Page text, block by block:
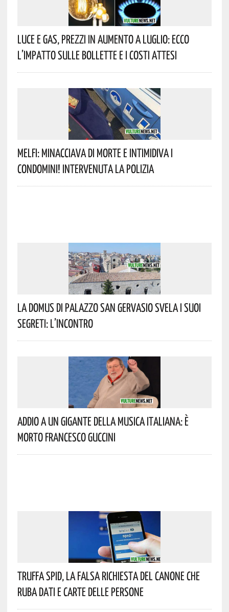
Luce E Gas, Prezzi In Aumento A Luglio: Ecco
L’impatto Sulle Bollette E I Costi Attesi
Melfi: Minacciava Di Morte E Intimidiva I
Condomini! Intervenuta La Polizia
La Domus Di Palazzo San Gervasio Svela I Suoi
Segreti: L’incontro
Addio A Un Gigante Della Musica Italiana: È
Morto Francesco Guccini
Truffa Spid, La Falsa Richiesta Del Canone Che
Ruba Dati E Carte Delle Persone